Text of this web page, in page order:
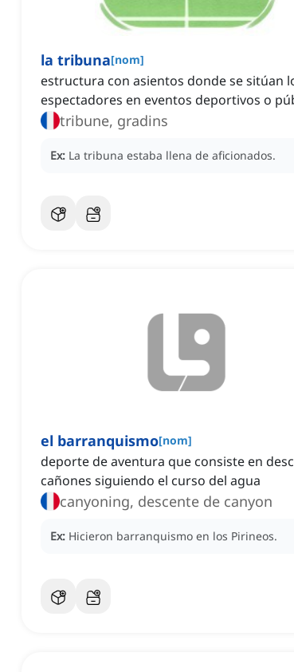
la tribuna[nom]
estructura con asientos donde se sitúan
espectadores en eventos deportivos o
tribune, gradins
Ex: La tribuna estaba llena de aficionados.
el barranquismo[nom]
deporte de aventura que consiste en
cañones siguiendo el curso del agua
canyoning, descente de canyon
Ex: Hicieron barranquismo en los Pirineos.